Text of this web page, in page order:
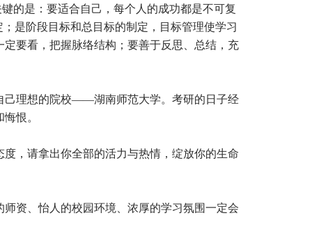
的是：要适合自己，每个人的成功都是不可复
是阶段目标和总目标的制定，目标管理使学习
要看，把握脉络结构；要善于反思、总结，充
己理想的院校——湖南师范大学。考研的日子经
恨。
，请拿出你全部的活力与热情，绽放你的生命
资、怡人的校园环境、浓厚的学习氛围一定会